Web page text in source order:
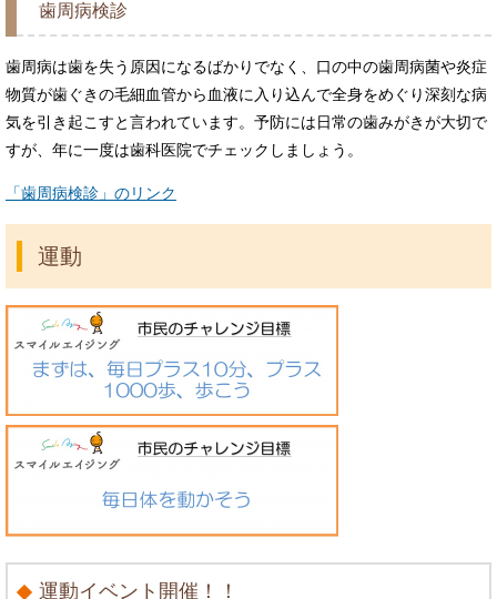
歯周病検診
歯周病は歯を失う原因になるばかりでなく、口の中の歯周病菌や炎症
物質が歯ぐきの毛細血管から血液に入り込んで全身をめぐり深刻な病
気を引き起こすと言われています。予防には日常の歯みがきが大切で
すが、年に一度は歯科医院でチェックしましょう。
「歯周病検診」のリンク
運動
運動イベント開催！！